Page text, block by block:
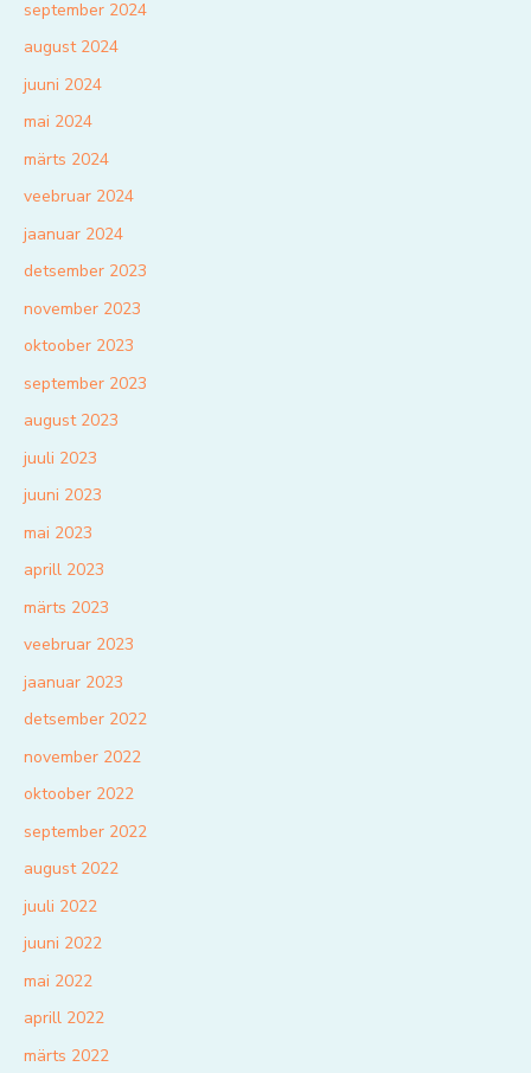
september 2024
august 2024
juuni 2024
mai 2024
märts 2024
veebruar 2024
jaanuar 2024
detsember 2023
november 2023
oktoober 2023
september 2023
august 2023
juuli 2023
juuni 2023
mai 2023
aprill 2023
märts 2023
veebruar 2023
jaanuar 2023
detsember 2022
november 2022
oktoober 2022
september 2022
august 2022
juuli 2022
juuni 2022
mai 2022
aprill 2022
märts 2022